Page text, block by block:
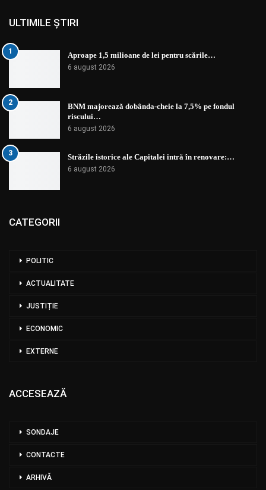
ULTIMILE ȘTIRI
1 Aproape 1,5 milioane de lei pentru scările…
6 august 2026
2
BNM majorează dobânda-cheie la 7,5% pe fondul
riscului…
6 august 2026
3 Străzile istorice ale Capitalei intră în renovare:…
6 august 2026
CATEGORII
POLITIC
ACTUALITATE
JUSTIȚIE
ECONOMIC
EXTERNE
ACCESEAZĂ
SONDAJE
CONTACTE
ARHIVĂ